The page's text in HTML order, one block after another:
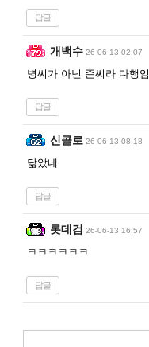
답글
개백수 26-06-13 02:07
병씨가 아닌 존씨라 다행임
답글
신콜로 26-06-13 08:18
닮았네
답글
롯데검 26-06-13 16:57
ㅋㅋㅋㅋㅋㅋ
답글